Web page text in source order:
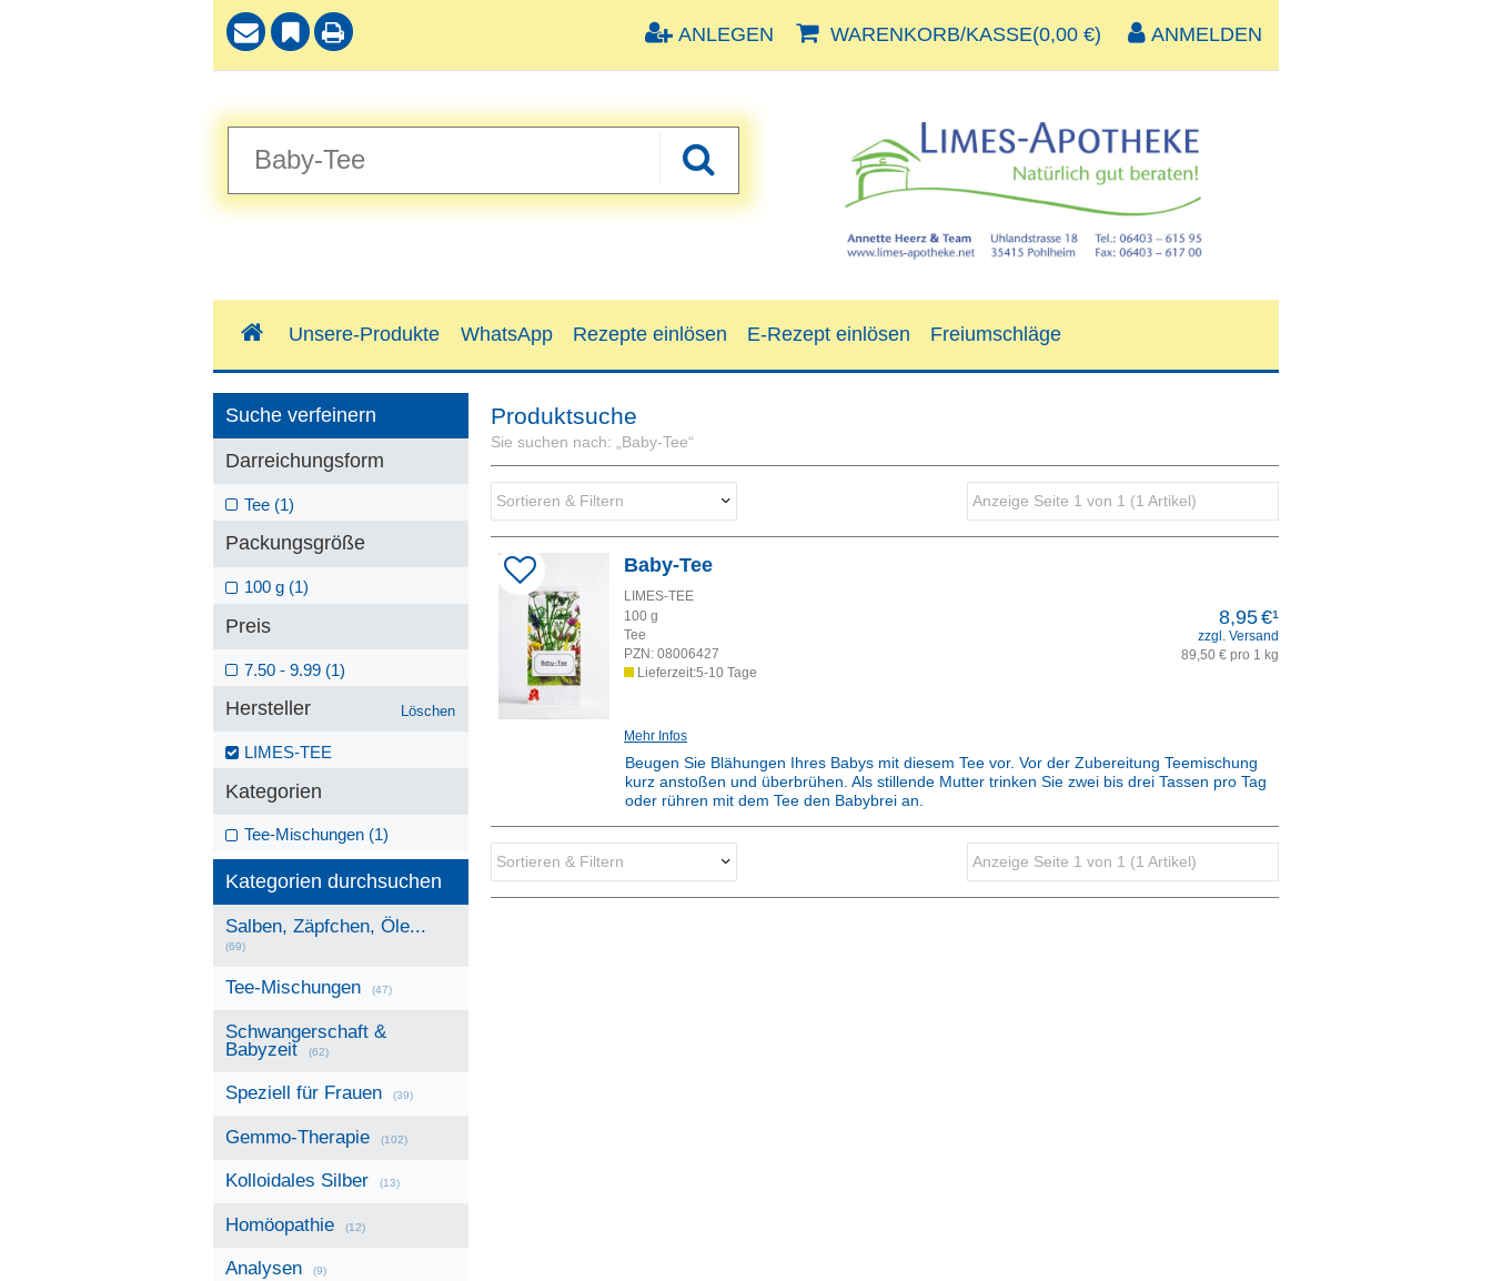
ANLEGEN WARENKORB/KASSE(0,00 €) ANMELDEN
Unsere-Produkte WhatsApp Rezepte einlösen E-Rezept einlösen Freiumschläge
Produktsuche
Sie suchen nach: Baby-Tee“
Sortieren & Filtern
Sortieren nach:
Anzeige Seite 1 von 1 (1 Artikel)
Baby-Tee
LIMES-TEE
100 g
Tee
PZN: 08006427
8,95€¹
zzgl. Versand
89,50 € pro 1 kg
Lieferzeit:5-10 Tage
Mehr Infos
Beugen Sie Blähungen Ihres Babys mit diesem Tee vor. Vor der Zubereitung Teemischung
kurz anstoßen und überbrühen. Als stillende Mutter trinken Sie zwei bis drei Tassen pro Tag
oder rühren mit dem Tee den Babybrei an.
Dieses Produkt ist apothekenpflichtig und wird in der Apotheke für Sie hergestellt.
Sortieren & Filtern Anzeige Seite 1 von 1 (1 Artikel)
Suche verfeinern
Darreichungsform
Tee (1)
Packungsgröße
100 g (1)
Preis
7.50 - 9.99 (1)
Hersteller Löschen
LIMES-TEE
Kategorien
Tee-Mischungen (1)
Kategorien durchsuchen
Salben, Zäpfchen, Öle...
(69)
Tee-Mischungen (47)
Schwangerschaft &
Babyzeit
(62)
Speziell für Frauen (39)
Gemmo-Therapie (102)
Kolloidales Silber (13)
Homöopathie (12)
Analysen (9)